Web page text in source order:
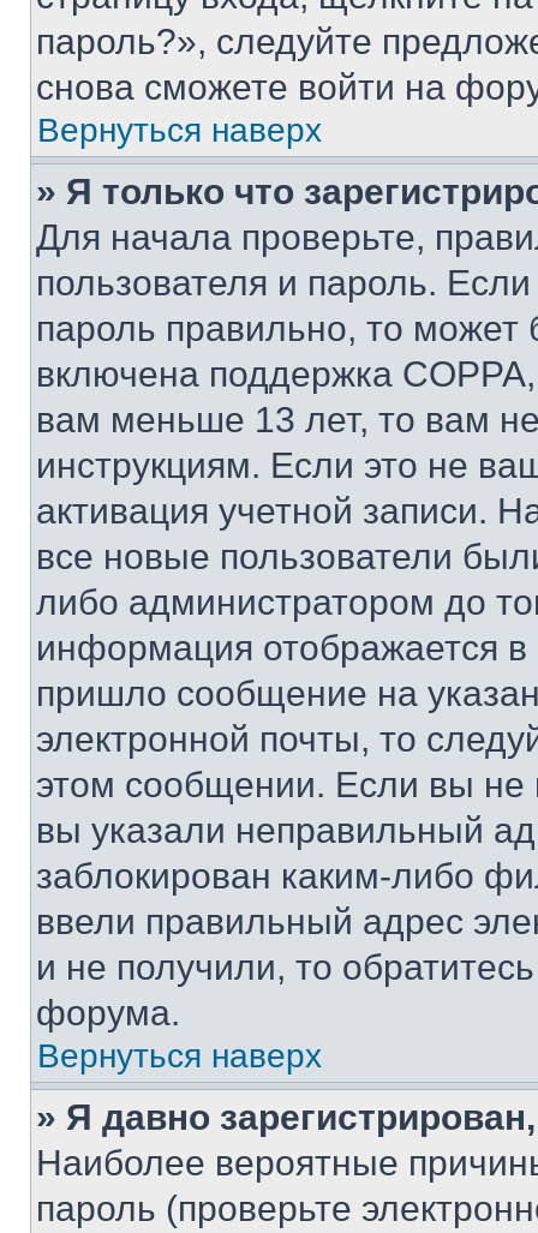
пароль?», следуйте
снова сможете войти на
Вернуться наверх
» Я только что
Для начала проверьте,
пользователя и пароль.
пароль правильно, то может
включена поддержка
вам меньше 13 лет, то вам
инструкциям. Если это не
активация учетной записи.
все новые пользователи
либо администратором до
информация отображается
пришло сообщение на
электронной почты, то
этом сообщении. Если вы
вы указали неправильный
заблокирован каким-либо
ввели правильный адрес
и не получили, то
форума.
Вернуться наверх
» Я давно
Наиболее вероятные
пароль (проверьте